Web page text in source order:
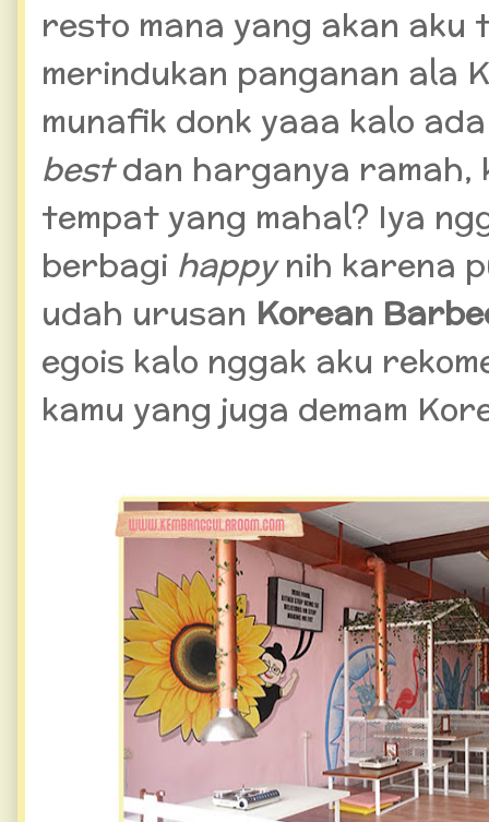
resto mana yang akan aku
merindukan panganan ala
munafik donk yaaa kalo
bestdan harganya ramah,
tempat yang mahal? Iya
berbagi happynih karena
udah urusan Korean
egois kalo nggak aku
kamu yang juga demam